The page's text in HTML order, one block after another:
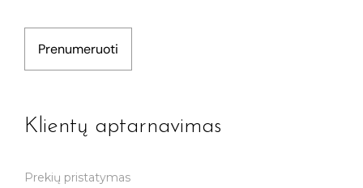
Prenumeruoti
Klientų aptarnavimas
Prekių pristatymas